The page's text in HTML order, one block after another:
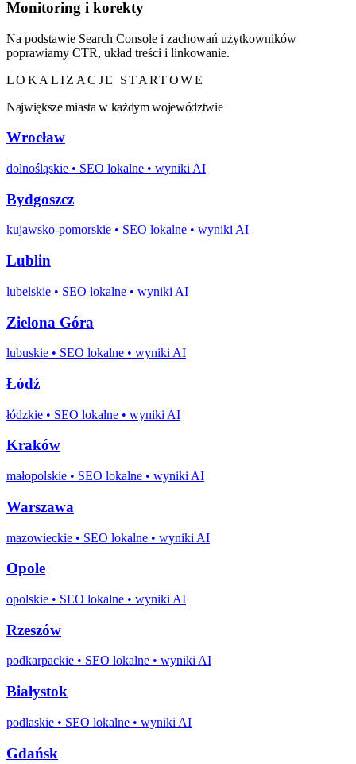
Monitoring i korekty
Na podstawie Search Console i zachowań użytkowników
poprawiamy CTR, układ treści i linkowanie.
LOKALIZACJE STARTOWE
Największe miasta w każdym województwie
Wrocław
dolnośląskie • SEO lokalne • wyniki AI
Bydgoszcz
kujawsko-pomorskie • SEO lokalne • wyniki AI
Lublin
lubelskie • SEO lokalne • wyniki AI
Zielona Góra
lubuskie • SEO lokalne • wyniki AI
Łódź
łódzkie • SEO lokalne • wyniki AI
Kraków
małopolskie • SEO lokalne • wyniki AI
Warszawa
mazowieckie • SEO lokalne • wyniki AI
Opole
opolskie • SEO lokalne • wyniki AI
Rzeszów
podkarpackie • SEO lokalne • wyniki AI
Białystok
podlaskie • SEO lokalne • wyniki AI
Gdańsk